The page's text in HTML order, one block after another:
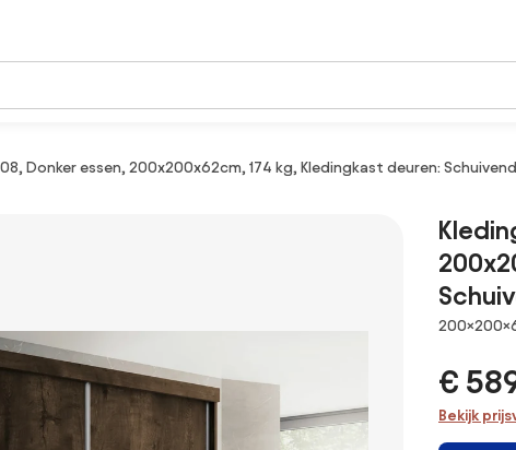
Donker essen, 200x200x62cm, 174 kg, Kledingkast deuren:
€
Bekijk